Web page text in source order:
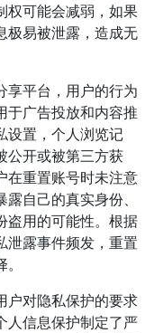
权可能会减弱，如果
极易被泄露，造成无
享平台，用户的行为
于广告投放和内容推
设置，个人浏览记
公开或被第三方获
在重置账号时未注意
自己的真实身份、
盗用的可能性。根据
泄露事件频发，重置
户对隐私保护的要求
人信息保护制定了严